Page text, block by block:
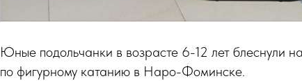
Юные подольчанки в возрасте 6-12 лет блеснули
по фигурному катанию в Наро-Фоминске.